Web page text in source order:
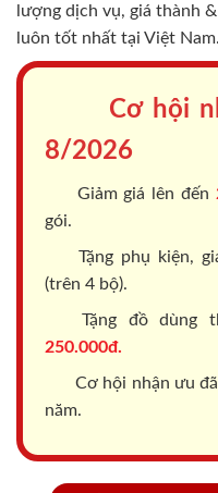
lượng dịch vụ, giá thành
luôn tốt nhất tại Việt Nam.
Cơ hội
8/2026
Giảm giá lên đến
gói.
Tặng phụ kiện,
(trên 4 bộ).
Tặng đồ dùng
250.000đ.
Cơ hội nhận ưu
năm.